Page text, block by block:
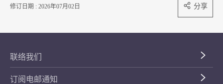
修订日期 : 2026年07月02日 分享
联络我们
订阅电邮通知